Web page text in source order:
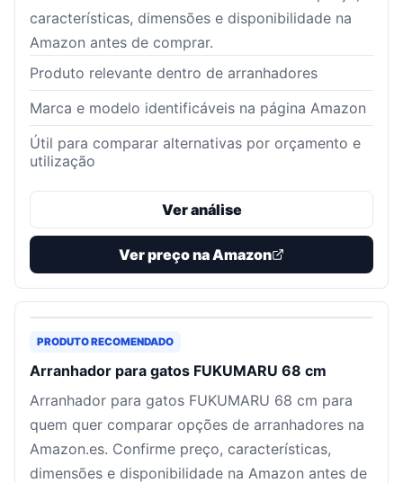
características, dimensões e disponibilidade na
Amazon antes de comprar.
Produto relevante dentro de arranhadores
Marca e modelo identificáveis na página Amazon
Útil para comparar alternativas por orçamento e
utilização
Ver análise
Ver preço na Amazon
PRODUTO RECOMENDADO
Arranhador para gatos FUKUMARU 68 cm
Arranhador para gatos FUKUMARU 68 cm para
quem quer comparar opções de arranhadores na
Amazon.es. Confirme preço, características,
dimensões e disponibilidade na Amazon antes de